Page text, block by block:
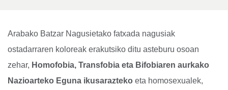
Arabako Batzar Nagusietako fatxada nagusiak
ostadarraren koloreak erakutsiko ditu asteburu osoan
zehar, Homofobia, Transfobia eta Bifobiaren aurkako
Nazioarteko Eguna ikusarazteko eta homosexualek,